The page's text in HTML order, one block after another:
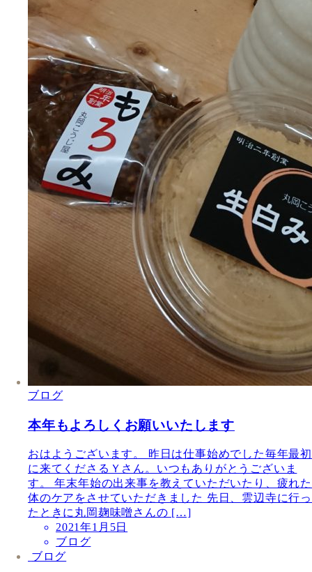
ブログ
本年もよろしくお願いいたします
おはようございます。 昨日は仕事始めでした毎年最初
に来てくださるＹさん。いつもありがとうございま
す。 年末年始の出来事を教えていただいたり、疲れた
体のケアをさせていただきました 先日、雲辺寺に行っ
たときに丸岡麹味噌さんの […]
2021年1月5日
ブログ
ブログ